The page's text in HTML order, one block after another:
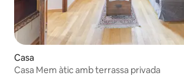
Casa
Casa Mem àtic amb terrassa privada